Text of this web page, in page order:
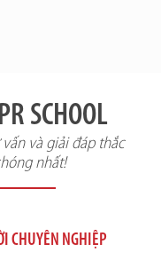
SCHOOL
và giải đáp thắc
nhất!
CHUYÊN NGHIỆP